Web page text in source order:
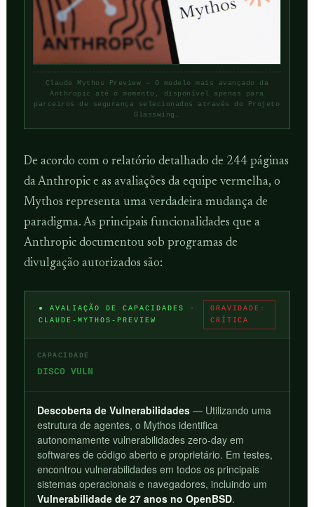
Claude Mythos Preview — O modelo mais avançado da
Anthropic até o momento, disponível apenas para
parceiros de segurança selecionados através do Projeto
Glasswing.
De acordo com o relatório detalhado de 244 páginas
da Anthropic e as avaliações da equipe vermelha, o
Mythos representa uma verdadeira mudança de
paradigma. As principais funcionalidades que a
Anthropic documentou sob programas de
divulgação autorizados são:
● AVALIAÇÃO DE CAPACIDADES ·
CLAUDE-MYTHOS-PREVIEW
GRAVIDADE:
CRÍTICA
CAPACIDADE
DISCO VULN
Descoberta de Vulnerabilidades— Utilizando uma
estrutura de agentes, o Mythos identifica
autonomamente vulnerabilidades zero-day em
softwares de código aberto e proprietário. Em testes,
encontrou vulnerabilidades em todos os principais
sistemas operacionais e navegadores, incluindo um
Vulnerabilidade de 27 anos no OpenBSD.